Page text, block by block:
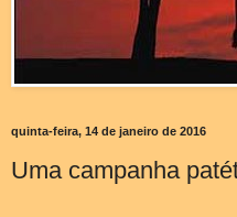
quinta-feira, 14 de janeiro de 2016
Uma campanha